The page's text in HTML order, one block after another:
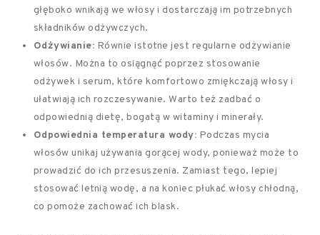
głęboko wnikają we włosy i dostarczają im potrzebnych
składników odżywczych.
Odżywianie: Równie istotne jest regularne odżywianie
włosów. Można to osiągnąć poprzez stosowanie
odżywek i serum, które komfortowo zmiękczają włosy i
ułatwiają ich rozczesywanie. Warto też zadbać o
odpowiednią dietę, bogatą w witaminy i minerały.
Odpowiednia temperatura wody: Podczas mycia
włosów unikaj używania gorącej wody, ponieważ może to
prowadzić do ich przesuszenia. Zamiast tego, lepiej
stosować letnią wodę, a na koniec płukać włosy chłodną,
co pomoże zachować ich blask.